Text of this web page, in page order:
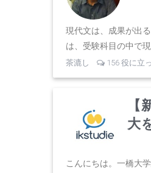
現代文は、成果が出
は、受験科目の中で
茶漉し 156 役に立
大
こんにちは。一橋大